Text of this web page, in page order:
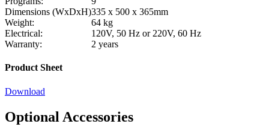
Dimensions (WxDxH)335 x 500 x 365mm
Weight:
64 kg
Electrical:
120V, 50 Hz or 220V, 60 Hz
Warranty:
2 years
Product Sheet
Download
Optional Accessories